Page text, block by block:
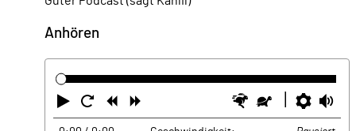
Anhören
Abspielen
Neustart
Zurück Schneller
Langsamer